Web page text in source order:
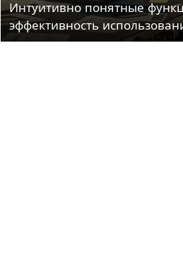
Интуитивно понятные
эффективность